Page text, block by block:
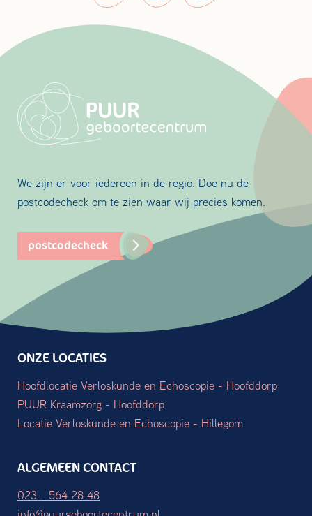
We zijn er voor iedereen in de regio. Doe nu de
postcodecheck om te zien waar wij precies komen.
postcodecheck
ONZE LOCATIES
Hoofdlocatie Verloskunde en Echoscopie - Hoofddorp
PUUR Kraamzorg - Hoofddorp
Locatie Verloskunde en Echoscopie - Hillegom
ALGEMEEN CONTACT
023 - 564 28 48